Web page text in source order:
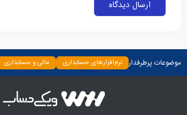
موضوعات پرطرفدار نرم‌افزارهای حسابداری مالی و حسابداری
دسته‌بندی نشده
چپ چین بیمه و بانک اخبار ابزارها